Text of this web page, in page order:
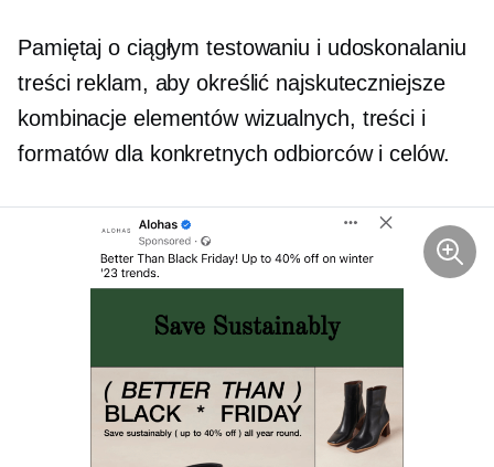
Pamiętaj o ciągłym testowaniu i udoskonalaniu
treści reklam, aby określić najskuteczniejsze
kombinacje elementów wizualnych, treści i
formatów dla konkretnych odbiorców i celów.